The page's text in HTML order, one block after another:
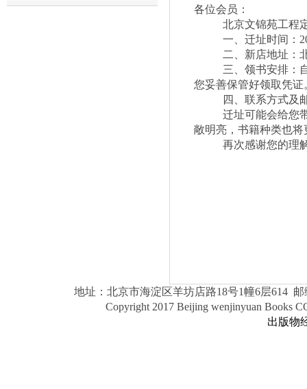
各位会员：
北京文锦苑工程
一、迁址时间：
二、 新店地址：
三、领书安排：
您妥善保管好领取凭证
四、联系方式及
迁址可能会给您
敞明亮，书籍种类也
再次感谢您的理
地址：北京市海淀区羊坊店路18号1幢6层614
Copyright 2017 Beijing wenjinyuan Books
出版物